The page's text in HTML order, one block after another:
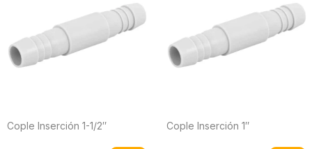
Cople Inserción 1-1/2″ Cople Inserción 1″